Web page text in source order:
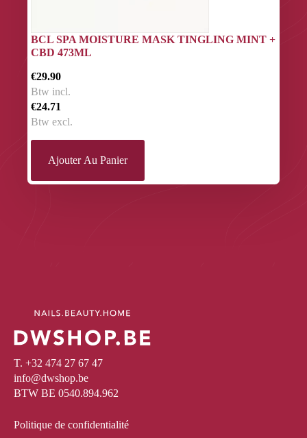
BCL SPA MOISTURE MASK TINGLING MINT +
CBD 473ML
€29.90
Btw incl.
€24.71
Btw excl.
Ajouter Au Panier
T. +32 474 27 67 47
info@dwshop.be
BTW BE 0540.894.962
Politique de confidentialité